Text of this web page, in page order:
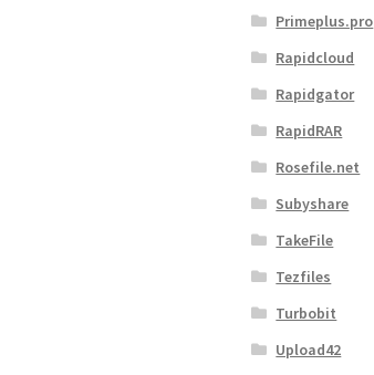
Primeplus.pro
Rapidcloud
Rapidgator
RapidRAR
Rosefile.net
Subyshare
TakeFile
Tezfiles
Turbobit
Upload42